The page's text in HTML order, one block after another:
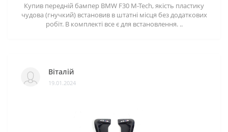
Купив передній бампер BMW F30 M-Tech, якість пластику
чудова (гнучкий) встановив в штатні місця без додаткових
робіт. В комплекті все є для встановлення. ..
Віталій
19.01.2024